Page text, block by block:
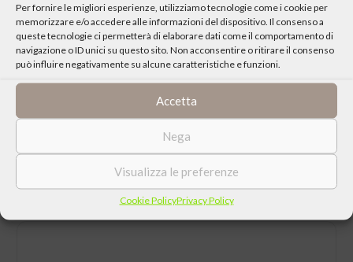
Per fornire le migliori esperienze, utilizziamo tecnologie come i cookie per
memorizzare e/o accedere alle informazioni del dispositivo. Il consenso a
queste tecnologie ci permetterà di elaborare dati come il comportamento di
navigazione o ID unici su questo sito. Non acconsentire o ritirare il consenso
può influire negativamente su alcune caratteristiche e funzioni.
Accetta
Nega
Visualizza le preferenze
Cookie PolicyPrivacy Policy
CONDIVIDI QUESTO EVENTO